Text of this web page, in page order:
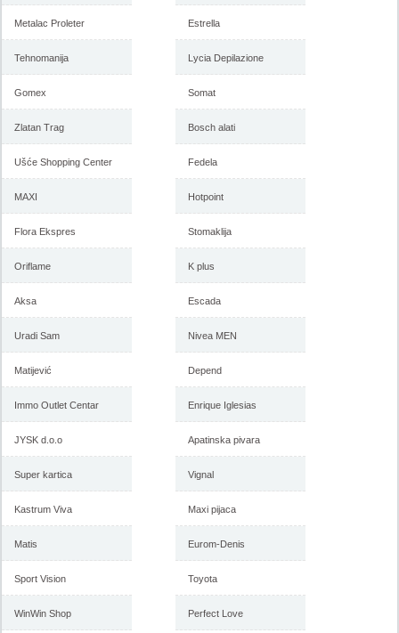
Metalac Proleter
Tehnomanija
Gomex
Zlatan Trag
Ušće Shopping Center
MAXI
Flora Ekspres
Oriflame
Aksa
Uradi Sam
Matijević
Immo Outlet Centar
JYSK d.o.o
Super kartica
Kastrum Viva
Matis
Sport Vision
WinWin Shop
Estrella
Lycia Depilazione
Somat
Bosch alati
Fedela
Hotpoint
Stomaklija
K plus
Escada
Nivea MEN
Depend
Enrique Iglesias
Apatinska pivara
Vignal
Maxi pijaca
Eurom-Denis
Toyota
Perfect Love